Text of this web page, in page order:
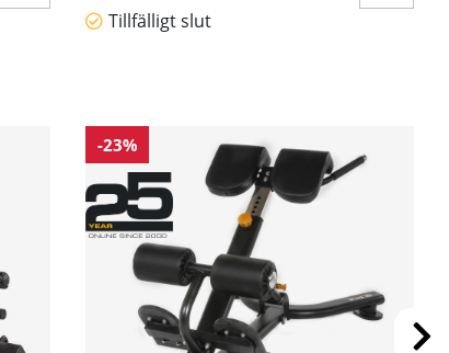
Tillfälligt slut
-23%